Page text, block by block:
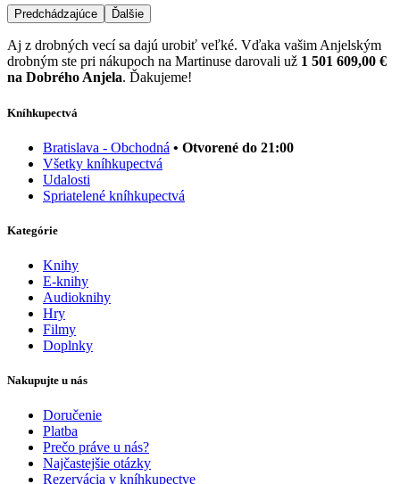
Predchádzajúce Ďalšie
Aj z drobných vecí sa dajú urobiť veľké. Vďaka vašim Anjelským
drobným ste pri nákupoch na Martinuse darovali už 1 501 609,00 €
na Dobrého Anjela. Ďakujeme!
Kníhkupectvá
Bratislava - Obchodná • Otvorené do 21:00
Všetky kníhkupectvá
Udalosti
Spriatelené kníhkupectvá
Kategórie
Knihy
E-knihy
Audioknihy
Hry
Filmy
Doplnky
Nakupujte u nás
Doručenie
Platba
Prečo práve u nás?
Najčastejšie otázky
Rezervácia v kníhkupectve